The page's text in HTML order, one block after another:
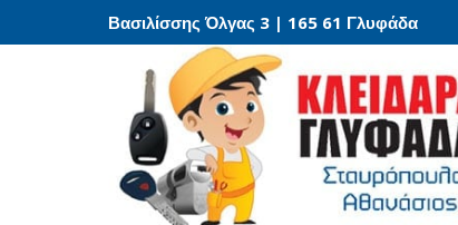
Βασιλίσσης Όλγας 3 | 165 61 Γλυφάδα